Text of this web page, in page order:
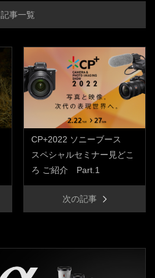
記事一覧
CP+2022 ソニーブース
スペシャルセミナー見どこ
ろ ご紹介 Part.1
次の記事